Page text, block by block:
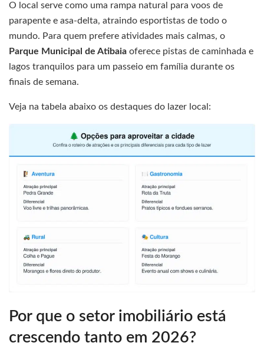
O local serve como uma rampa natural para voos de
parapente e asa-delta, atraindo esportistas de todo o
mundo. Para quem prefere atividades mais calmas, o
Parque Municipal de Atibaia oferece pistas de caminhada e
lagos tranquilos para um passeio em família durante os
finais de semana.
Veja na tabela abaixo os destaques do lazer local:
Por que o setor imobiliário está
crescendo tanto em 2026?